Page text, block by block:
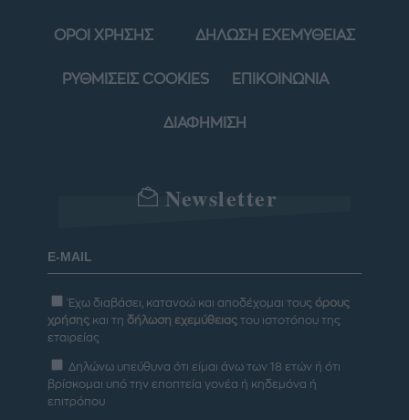
ΟΡΟΙ ΧΡΗΣΗΣ ΔΗΛΩΣΗ ΕΧΕΜΥΘΕΙΑΣ
ΡΥΘΜΙΣΕΙΣ COOKIES ΕΠΙΚΟΙΝΩΝΙΑ
ΔΙΑΦΗΜΙΣΗ
Newsletter
Έχω διαβάσει, κατανοώ και αποδέχομαι τους όρους
χρήσης και τη δήλωση εχεμύθειας του ιστοτόπου της
εταιρείας
Δηλώνω υπεύθυνα ότι είμαι άνω των 18 ετών ή ότι
βρίσκομαι υπό την εποπτεία γονέα ή κηδεμόνα ή
επιτρόπου